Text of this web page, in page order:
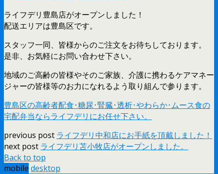
ライフデリ豊島店がオープンしました！
配送エリアは豊島区です。
スタッフ一同、皆様からのご注文をお待ちしております。
是非、お気軽にお問い合わせ下さい。
地域のご高齢の皆様やそのご家族、介護に携わるケアマネー
ジャーの皆様等のお力になれるよう取り組んで参ります。
豊島区の高齢者配食･糖尿･腎臓･透析･やわらか･ムース食の
宅配弁当ならライフデリにお任せ下さい。
previous post ライフデリ中和店にお手紙を頂戴しました！
next post ライフデリ苫小牧店がオープンしました。
Back to top
mobile desktop